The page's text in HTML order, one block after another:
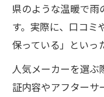
県のような温暖で雨
す。実際に、口コミ
保っている」といっ
人気メーカーを選
証内容やアフターサ